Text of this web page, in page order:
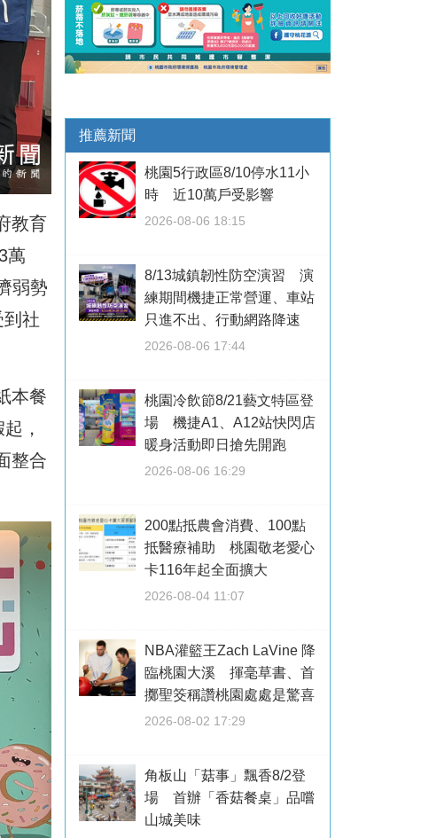
教育
萬
弱勢
社
本餐
，
整合
推薦新聞
桃園5行政區8/10停水11小
時 近10萬戶受影響
2026-08-06 18:15
8/13城鎮韌性防空演習 演
練期間機捷正常營運、車站
只進不出、行動網路降速
2026-08-06 17:44
桃園冷飲節8/21藝文特區登
場 機捷A1、A12站快閃店
暖身活動即日搶先開跑
2026-08-06 16:29
200點抵農會消費、100點
抵醫療補助 桃園敬老愛心
卡116年起全面擴大
2026-08-04 11:07
NBA灌籃王Zach LaVine 降
臨桃園大溪 揮毫草書、首
擲聖筊稱讚桃園處處是驚喜
2026-08-02 17:29
角板山「菇事」飄香8/2登
場 首辦「香菇餐桌」品嚐
山城美味